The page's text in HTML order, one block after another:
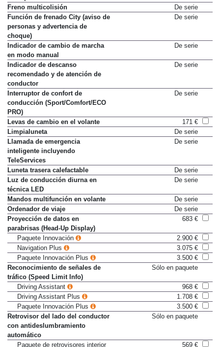
acompañante
Freno multicolisión
De serie
Función de frenado City (aviso de
personas y advertencia de
choque)
Indicador de cambio de marcha
en modo manual
Indicador de descanso
recomendado y de atención de
conductor
Interruptor de confort de
conducción (Sport/Comfort/ECO
PRO)
Levas de cambio en el volante
171 €
Limpialuneta
De serie
Llamada de emergencia
inteligente incluyendo
TeleServices
Luneta trasera calefactable
De serie
Luz de conducción diurna en
técnica LED
Mandos multifunción en volante
De serie
Ordenador de viaje
De serie
Proyección de datos en
parabrisas (Head-Up Display)
Paquete Innovación
2.900 €
Navigation Plus
3.075 €
Paquete Innovación Plus
3.500 €
Reconocimiento de señales de
tráfico (Speed Limit Info)
Driving Assistant
968 €
Driving Assistant Plus
1.708 €
Paquete Innovación Plus
3.500 €
Retrovisor del lado del conductor
con antideslumbramiento
automático